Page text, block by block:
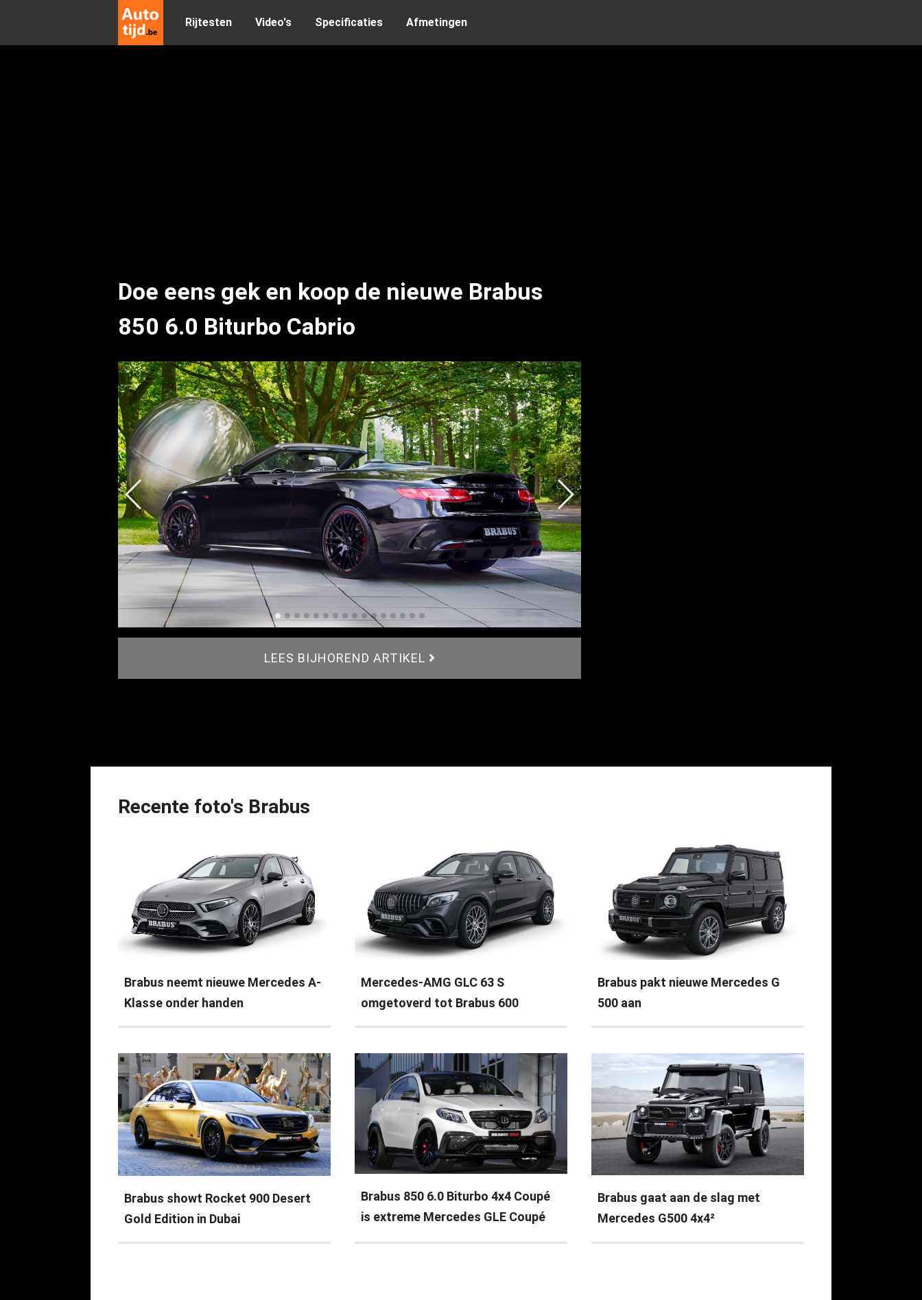
Rijtesten Video's Specificaties Afmetingen
Doe eens gek en koop de nieuwe Brabus
850 6.0 Biturbo Cabrio
LEES BIJHOREND ARTIKEL
Recente foto's Brabus
Brabus neemt nieuwe Mercedes A-
Klasse onder handen
Mercedes-AMG GLC 63 S
omgetoverd tot Brabus 600
Brabus pakt nieuwe Mercedes G
500 aan
Brabus showt Rocket 900 Desert
Gold Edition in Dubai
Brabus 850 6.0 Biturbo 4x4 Coupé
is extreme Mercedes GLE Coupé
Brabus gaat aan de slag met
Mercedes G500 4x4²